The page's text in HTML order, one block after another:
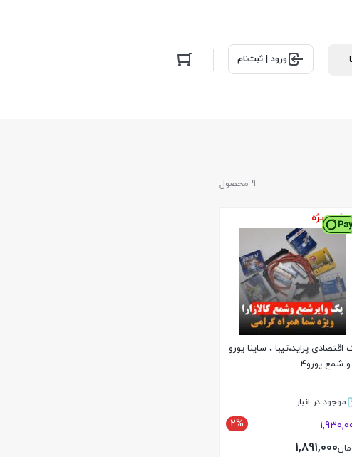
ورود | ثبت‌نام
9 محصول
ویژه
اقتصادی پراید،تیبا ، ساینا یورو
موجود در انبار
2%
1,891,000